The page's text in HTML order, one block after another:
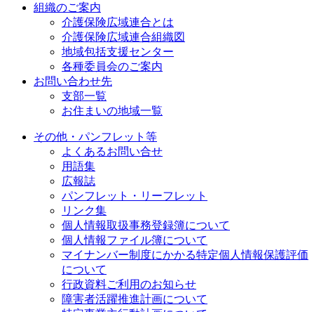
組織のご案内
介護保険広域連合とは
介護保険広域連合組織図
地域包括支援センター
各種委員会のご案内
お問い合わせ先
支部一覧
お住まいの地域一覧
その他・パンフレット等
よくあるお問い合せ
用語集
広報誌
パンフレット・リーフレット
リンク集
個人情報取扱事務登録簿について
個人情報ファイル簿について
マイナンバー制度にかかる特定個人情報保護評価
について
行政資料ご利用のお知らせ
障害者活躍推進計画について